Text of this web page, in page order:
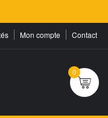
Mon compte Contact
0